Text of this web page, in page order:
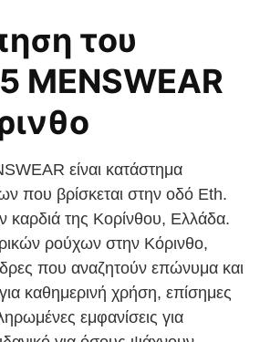
του
MENSWEAR
είναι κατάστημα
που βρίσκεται στην οδό Eth.
καρδιά της Κορίνθου, Ελλάδα.
ρούχων στην Κόρινθο,
που αναζητούν επώνυμα και
καθημερινή χρήση, επίσημες
εμφανίσεις για